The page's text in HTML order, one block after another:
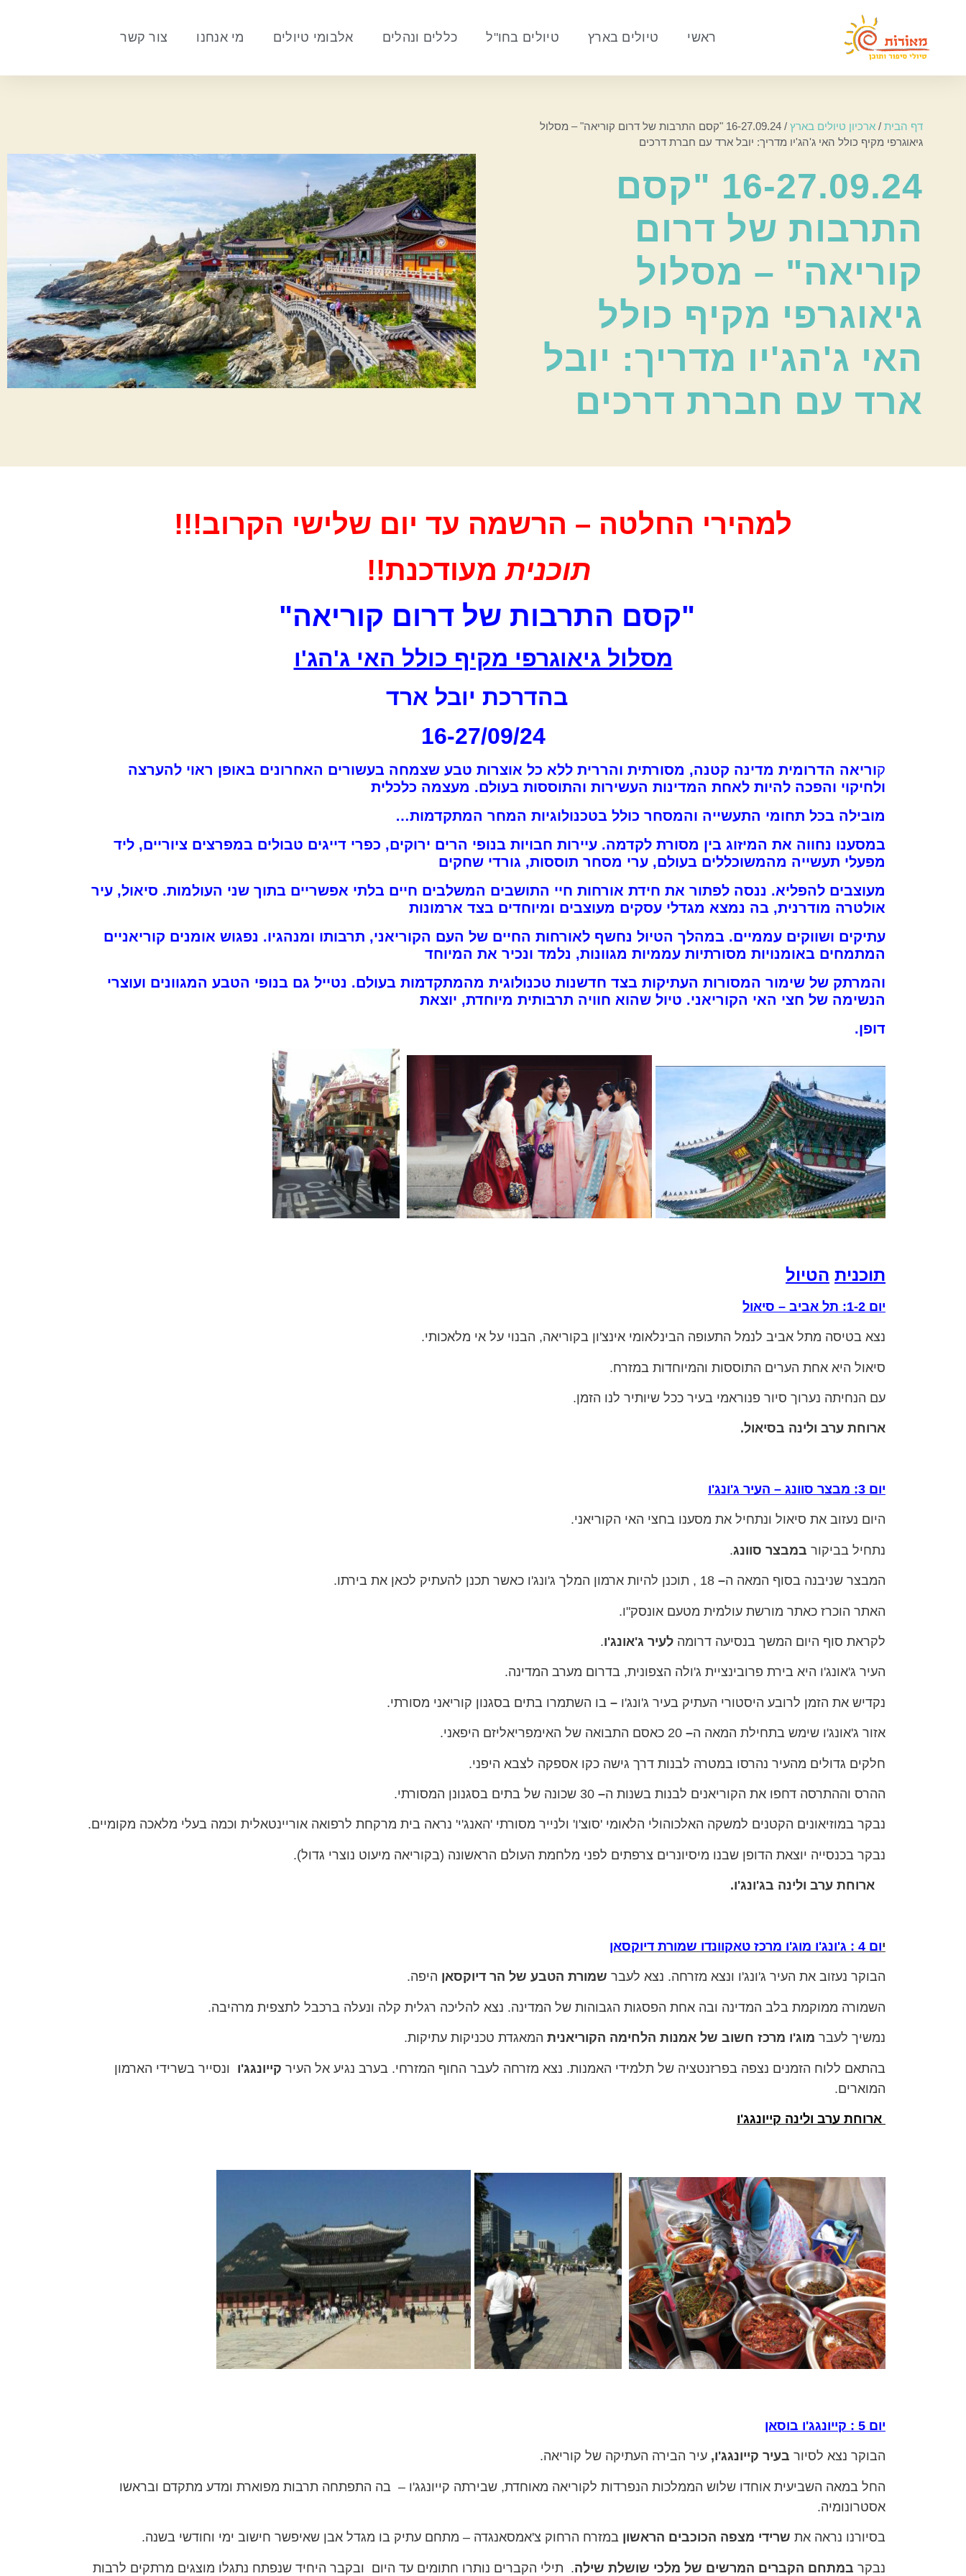
ראשי טיולים בארץ טיולים בחו"ל כללים ונהלים אלבומי טיולים מי אנחנו צור קשר
דף הבית / ארכיון טיולים בארץ /
16-27.09.24 "קסם התרבות של דרום קוריאה" – מסלול
גיאוגרפי מקיף כולל האי ג'הג'יו מדריך: יובל ארד עם חברת דרכים
16-27.09.24 "קסם
התרבות של דרום
קוריאה" – מסלול
גיאוגרפי מקיף כולל
האי ג'הג'יו מדריך: יובל
ארד עם חברת דרכים
למהירי החלטה – הרשמה עד יום שלישי הקרוב!!!
תוכניתמעודכנת!!
"קסם התרבות של דרום קוריאה"
מסלול גיאוגרפי מקיף כולל האי ג'הג'ו
בהדרכת יובל ארד
16-27/09/24
קוריאה הדרומית מדינה קטנה, מסורתית והררית ללא כל אוצרות טבע שצמחה בעשורים האחרונים באופן ראוי להערצה
ולחיקוי והפכה להיות לאחת המדינות העשירות והתוססות בעולם. מעצמה כלכלית
מובילה בכל תחומי התעשייה והמסחר כולל בטכנולוגיות המחר המתקדמות…
במסענו נחווה את המיזוג בין מסורת לקדמה. עיירות חבויות בנופי הרים ירוקים, כפרי דייגים טבולים במפרצים ציוריים, ליד
מפעלי תעשייה מהמשוכללים בעולם, ערי מסחר תוססות, גורדי שחקים
מעוצבים להפליא. ננסה לפתור את חידת אורחות חיי התושבים המשלבים חיים בלתי אפשריים בתוך שני העולמות. סיאול, עיר
אולטרה מודרנית, בה נמצא מגדלי עסקים מעוצבים ומיוחדים בצד ארמונות
עתיקים ושווקים עממיים. במהלך הטיול נחשף לאורחות החיים של העם הקוריאני, תרבותו ומנהגיו. נפגוש אומנים קוריאניים
המתמחים באומנויות מסורתיות עממיות מגוונות, נלמד ונכיר את המיוחד
והמרתק של שימור המסורות העתיקות בצד חדשנות טכנולוגית מהמתקדמות בעולם. נטייל גם בנופי הטבע המגוונים ועוצרי
הנשימה של חצי האי הקוריאני. טיול שהוא חוויה תרבותית מיוחדת, יוצאת
דופן.
תוכנית הטיול
יום 1-2: תל אביב – סיאול
נצא בטיסה מתל אביב לנמל התעופה הבינלאומי אינצ'ון בקוריאה, הבנוי על אי מלאכותי.
סיאול היא אחת הערים התוססות והמיוחדות במזרח.
עם הנחיתה נערוך סיור פנוראמי בעיר ככל שיותיר לנו הזמן.
ארוחת ערב ולינה בסיאול.
יום 3: מבצר סוונג – העיר ג'ונג'ו
היום נעזוב את סיאול ונתחיל את מסענו בחצי האי הקוריאני.
נתחיל בביקור במבצר סוונג.
המבצר שניבנה בסוף המאה ה– 18 , תוכנן להיות ארמון המלך ג'ונג'ו כאשר תכנן להעתיק לכאן את בירתו.
האתר הוכרז כאתר מורשת עולמית מטעם אונסק"ו.
לקראת סוף היום המשך בנסיעה דרומה לעיר ג'אונג'ו.
העיר ג'אונג'ו היא בירת פרובינציית ג'ולה הצפונית, בדרום מערב המדינה.
נקדיש את הזמן לרובע היסטורי העתיק בעיר ג'ונג'ו – בו השתמרו בתים בסגנון קוריאני מסורתי.
אזור ג'אונג'ו שימש בתחילת המאה ה– 20 כאסם התבואה של האימפריאליזם היפאני.
חלקים גדולים מהעיר נהרסו במטרה לבנות דרך גישה כקו אספקה לצבא היפני.
ההרס וההתרסה דחפו את הקוריאנים לבנות בשנות ה– 30 שכונה של בתים בסגנונן המסורתי.
נבקר במוזיאונים הקטנים למשקה האלכוהולי הלאומי 'סוצ'ו' ולנייר מסורתי 'האנג'י' נראה בית מרקחת לרפואה אוריינטאלית וכמה בעלי מלאכה מקומיים.
נבקר בכנסייה יוצאת הדופן שבנו מיסיונרים צרפתים לפני מלחמת העולם הראשונה (בקוריאה מיעוט נוצרי גדול).
ארוחת ערב ולינה בג'ונג'ו.
יום 4 : ג'ונג'ו מוג'ו מרכז טאקוונדו שמורת דיוקסאן
הבוקר נעזוב את העיר ג'ונג'ו ונצא מזרחה. נצא לעבר שמורת הטבע של הר דיוקסאן היפה.
השמורה ממוקמת בלב המדינה ובה אחת הפסגות הגבוהות של המדינה. נצא להליכה רגלית קלה ונעלה ברכבל לתצפית מרהיבה.
נמשיך לעבר מוג'ו מרכז חשוב של אמנות הלחימה הקוריאנית המאגדת טכניקות עתיקות.
בהתאם ללוח הזמנים נצפה בפרזנטציה של תלמידי האמנות. נצא מזרחה לעבר החוף המזרחי. בערב נגיע אל העיר קייונגג'ו ונסייר בשרידי הארמון
המוארים.
ארוחת ערב ולינה קייונגג'ו
יום 5 : קייונגג'ו בוסאן
הבוקר נצא לסיור בעיר קייונגג'ו, עיר הבירה העתיקה של קוריאה.
החל במאה השביעית אוחדו שלוש הממלכות הנפרדות לקוריאה מאוחדת, שבירתה קייונגג'ו – בה התפתחה תרבות מפוארת ומדע מתקדם ובראשו
אסטרונומיה.
בסיורנו נראה את שרידי מצפה הכוכבים הראשון במזרח הרחוק צ'אמסאנגדה – מתחם עתיק בו מגדל אבן שאיפשר חישוב ימי וחודשי בשנה.
נבקר במתחם הקברים המרשים של מלכי שושלת שילה. תילי הקברים נותרו חתומים עד היום ובקבר היחיד שנפתח נתגלו מוצגים מרתקים לרבות